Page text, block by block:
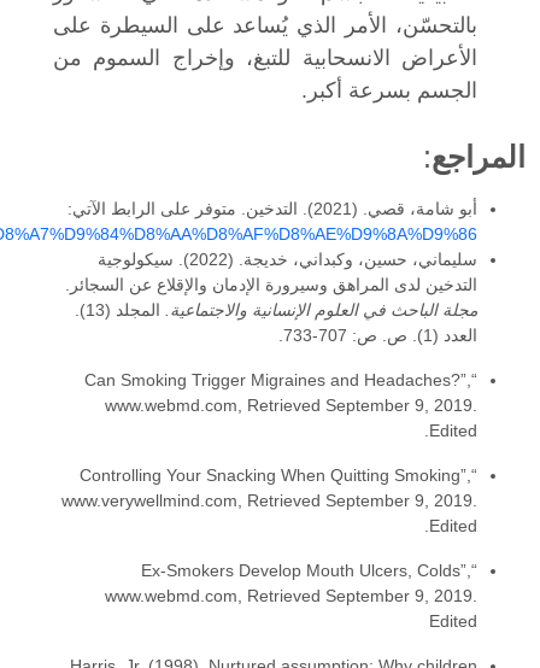
https://mawdoo3.com/